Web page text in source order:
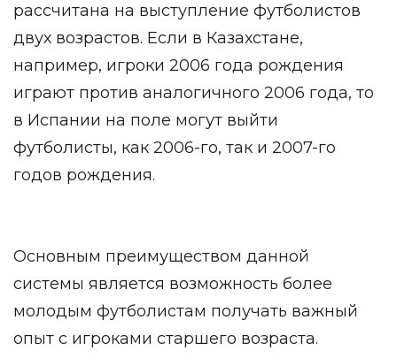
рассчитана на выступление футболистов
двух возрастов. Если в Казахстане,
например, игроки 2006 года рождения
играют против аналогичного 2006 года, то
в Испании на поле могут выйти
футболисты, как 2006-го, так и 2007-го
годов рождения.
Основным преимуществом данной
системы является возможность более
молодым футболистам получать важный
опыт с игроками старшего возраста.